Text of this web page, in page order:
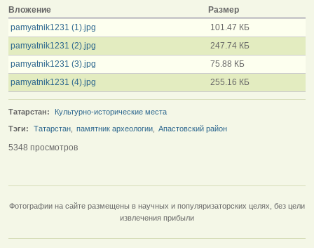
Вложение
Размер
pamyatnik1231 (1).jpg
101.47 КБ
pamyatnik1231 (2).jpg
247.74 КБ
pamyatnik1231 (3).jpg
75.88 КБ
pamyatnik1231 (4).jpg
255.16 КБ
Татарстан:
Культурно-исторические места
Тэги:
Татарстан памятник археологии Апастовский район
5348 просмотров
Фотографии на сайте размещены в научных и популяризаторских целях, без цели
извлечения прибыли